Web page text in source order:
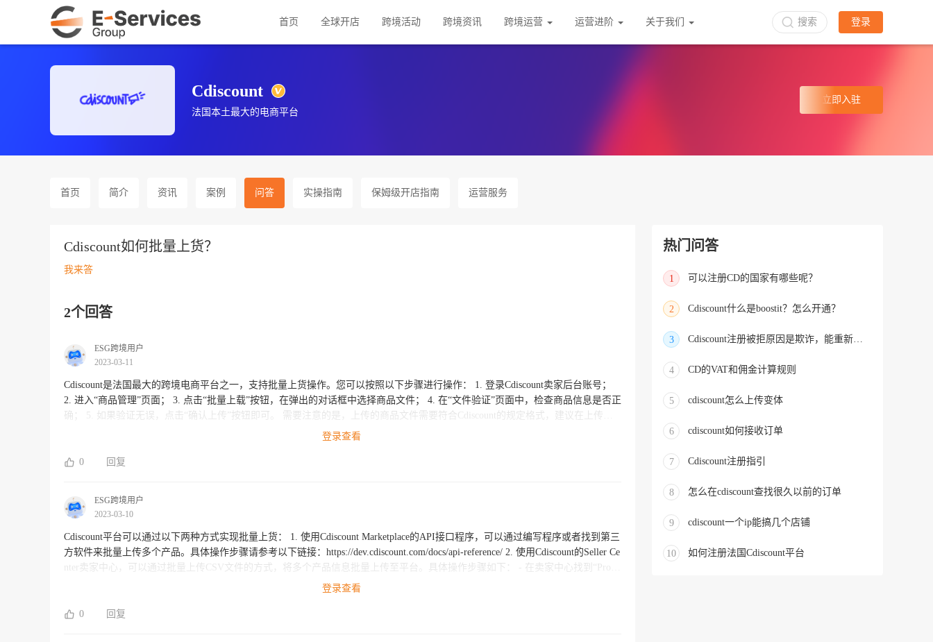
首页 全球开店 跨境活动 跨境资讯 跨境运营 运营进阶 关于我们 搜索 登录
Cdiscount
法国本土最大的电商平台
立即入驻
首页 简介 资讯 案例 问答 实操指南 保姆级开店指南 运营服务
Cdiscount如何批量上货？
我来答
2个回答
ESG跨境用户
2023-03-11
Cdiscount是法国最大的跨境电商平台之一，支持批量上货操作。您可以按照以下步骤进行操作： 1. 登录Cdiscount卖家后台账号；
2. 进入“商品管理”页面； 3. 点击“批量上载”按钮，在弹出的对话框中选择商品文件； 4. 在“文件验证”页面中，检查商品信息是否正
确； 5. 如果验证无误，点击“确认上传”按钮即可。 需要注意的是，上传的商品文件需要符合Cdiscount的规定格式，建议在上传前
仔细阅读Cdiscount的上传指南或者咨询平台客服。另外，批量上货操作可能需要较长时间，您需要耐心等待上传结果。如果您有任
登录查看
0 回复
ESG跨境用户
2023-03-10
Cdiscount平台可以通过以下两种方式实现批量上货： 1. 使用Cdiscount Marketplace的API接口程序，可以通过编写程序或者找到第三
方软件来批量上传多个产品。具体操作步骤请参考以下链接：https://dev.cdiscount.com/docs/api-reference/ 2. 使用Cdiscount的Seller Ce
nter卖家中心，可以通过批量上传CSV文件的方式，将多个产品信息批量上传至平台。具体操作步骤如下： - 在卖家中心找到“Produ
ct Catalog”的菜单 - 点击“批量”按钮，选择“批量添加商品” - 下载CSV模板，按照模板的格式填写产品信息，然后上传保存即可。 如
如果您有需要，欢迎咨询我们。
登录查看
0 回复
热门问答
1 可以注册CD的国家有哪些呢？
2 Cdiscount什么是boostit？怎么开通？
3
4 CD的VAT和佣金计算规则
5 cdiscount怎么上传变体
6 cdiscount如何接收订单
7 Cdiscount注册指引
8 怎么在cdiscount查找很久以前的订单
9 cdiscount一个ip能搞几个店铺
10 如何注册法国Cdiscount平台